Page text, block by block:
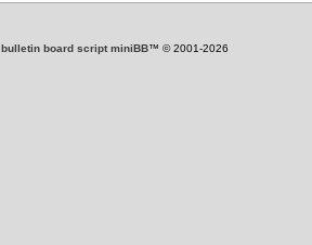
bulletin board script miniBB™ © 2001-2026